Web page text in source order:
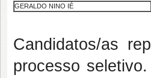
GERALDO NINO IÉ
Candidatos/as
processo